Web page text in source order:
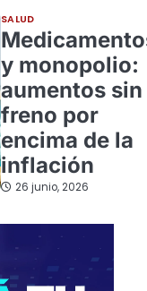
SALUD
y monopolio:
aumentos sin
freno por
encima de la
inflación
26 junio, 2026